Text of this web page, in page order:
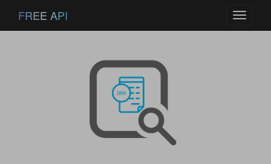
Toggle
FREE API